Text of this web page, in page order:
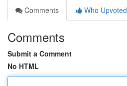
Comments
Who Upvoted
Comments
Submit a Comment
No HTML